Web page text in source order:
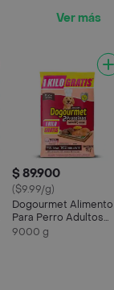
Ver más
$ 89.900
($9.99/g)
Dogourmet Alimento
Para Perro Adultos
Salmón y Carne
9000 g